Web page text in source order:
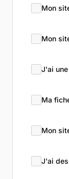
Mon
Mon
J'ai
Ma
Mon
J'ai